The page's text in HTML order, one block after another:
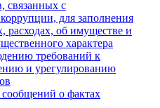
связанных с
для заполнения
расходах, об имуществе и
характера
требований к
и урегулированию
сообщений о фактах